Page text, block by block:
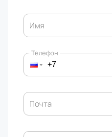
Имя
Телефон
Почта